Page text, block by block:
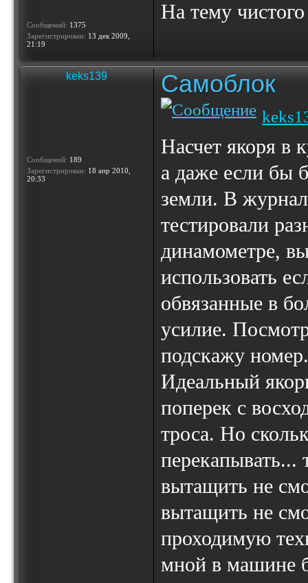
Сообщений: 1375
Зарегистрирован: 13 дек 2009,
21:19
На тему
keks139
Сообщений: 189
Зарегистрирован: 18 апр 2010,
20:33
Самоблок
Насчет якоря в
а даже если бы
земли. В
тестировали
динамометре,
использовать
обвязанные в
усилие.
подскажу номер.
Идеальный
поперек с
троса. Но
вытащить не
вытащить не
проходимую
мной в машине